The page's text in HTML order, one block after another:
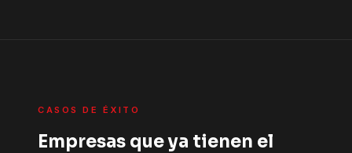
CASOS DE ÉXITO
Empresas que ya tienen el